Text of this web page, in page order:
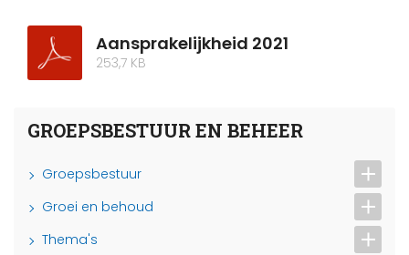
Aansprakelijkheid 2021
253,7 KB
GROEPSBESTUUR EN BEHEER
Groepsbestuur
Groei en behoud
Thema's